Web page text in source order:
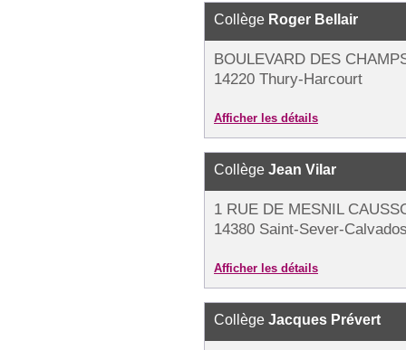
Collège Roger Bellair
BOULEVARD DES
14220 Thury-Harcourt
Afficher les détails
Collège Jean Vilar
1 RUE DE MESNIL
14380 Saint-Sever-
Afficher les détails
Collège Jacques Prévert